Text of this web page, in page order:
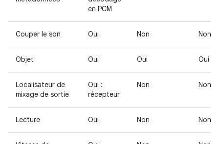
en PCM
Couper le son Oui Non Non
Objet Oui Oui Oui
Localisateur de
mixage de sortie
Oui :
récepteur
Non Non
Lecture Oui Non Non